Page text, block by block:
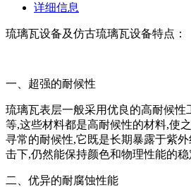
详细信息
琉璃瓦设备及仿古琉璃瓦设备特点：
一、超强的耐候性
琉璃瓦表层一般采用优良的高耐候性
等,这些材料都是高耐候性的材料,使
寻常的耐候性,它既是长期暴露于紫
击下,仍然能保持颜色和物理性能的稳
二、优异的耐腐蚀性能